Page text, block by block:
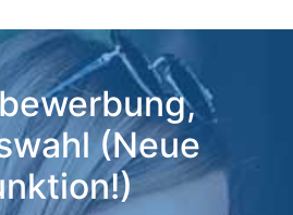
(Neue